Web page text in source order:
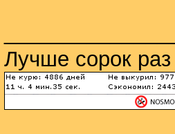
Лучше сорок раз